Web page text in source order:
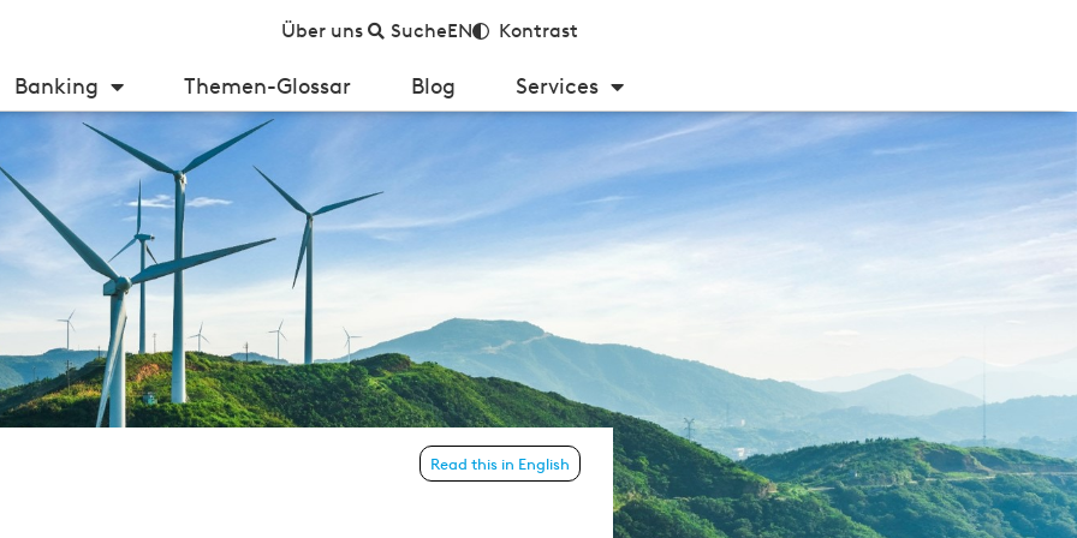
Über uns SucheEN Kontrast
Banking Themen-Glossar Blog Services
Read this in English